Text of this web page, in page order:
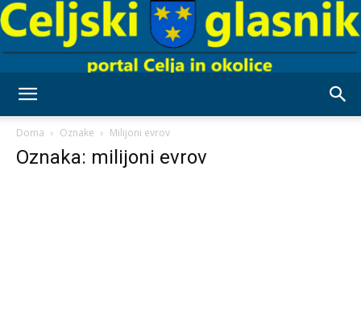
Doma Oznake Milijoni evrov
Oznaka: milijoni evrov